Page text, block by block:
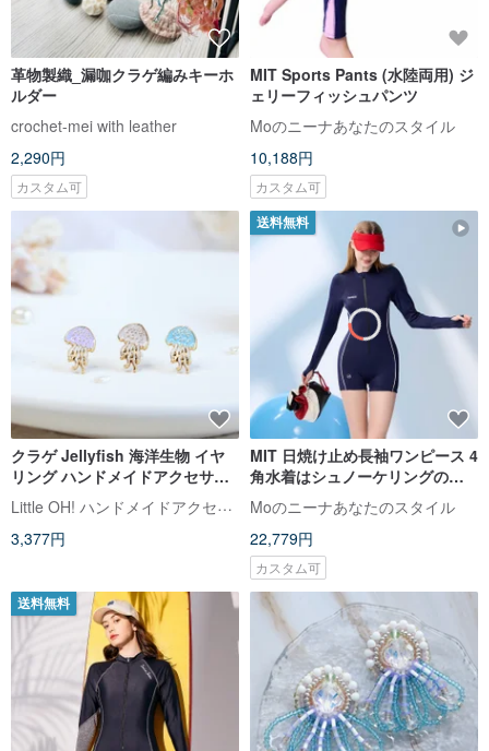
革物製織_漏咖クラゲ編みキーホ
ルダー
crochet-mei with leather
2,290円
カスタム可
MIT Sports Pants (水陸両用) ジ
ェリーフィッシュパンツ
Moのニーナあなたのスタイル
10,188円
カスタム可
クラゲ Jellyfish 海洋生物 イヤ
リング ハンドメイドアクセサリ
ー 誕生日プレゼント ボックスラ
ッピング
Little OH! ハンドメイドアクセサリー
3,377円
送料無料
MIT 日焼け止め長袖ワンピース 4
角水着はシュノーケリングの必
需品です
Moのニーナあなたのスタイル
22,779円
カスタム可
送料無料